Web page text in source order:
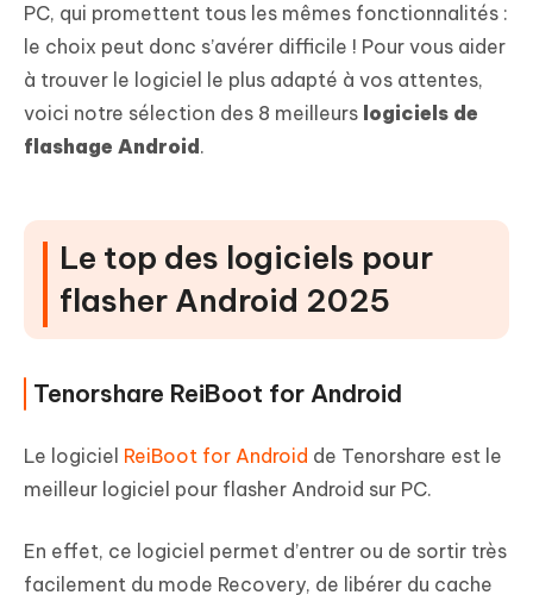
PC, qui promettent tous les mêmes fonctionnalités :
le choix peut donc s’avérer difficile ! Pour vous aider
à trouver le logiciel le plus adapté à vos attentes,
voici notre sélection des 8 meilleurs logiciels de
flashage Android .
Le top des logiciels pour
flasher Android 2025
Tenorshare ReiBoot for Android
Le logiciel ReiBoot for Android de Tenorshare est le
meilleur logiciel pour flasher Android sur PC.
En effet, ce logiciel permet d’entrer ou de sortir très
facilement du mode Recovery, de libérer du cache